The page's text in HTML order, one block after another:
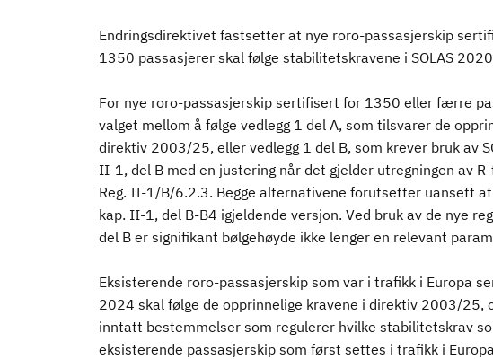
Endringsdirektivet fastsetter at nye roro-passasjerskip
1350 passasjerer skal følge stabilitetskravene i SOLAS
For nye roro-passasjerskip sertifisert for 1350 eller færre
valget mellom å følge vedlegg 1 del A, som tilsvarer de
direktiv 2003/25, eller vedlegg 1 del B, som krever bruk av
II-1, del B med en justering når det gjelder utregningen av R-
Reg. II-1/B/6.2.3. Begge alternativene forutsetter uansett at
kap. II-1, del B-B4 igjeldende versjon. Ved bruk av de nye
del B er signifikant bølgehøyde ikke lenger en relevant
Eksisterende roro-passasjerskip som var i trafikk i Europa
2024 skal følge de opprinnelige kravene i direktiv 2003/25,
inntatt bestemmelser som regulerer hvilke stabilitetskrav
eksisterende passasjerskip som først settes i trafikk i